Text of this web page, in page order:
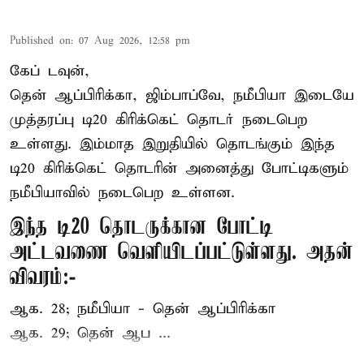
Published on: 07 Aug 2026, 12:58 pm
கேப் டவுன்,
தென் ஆப்பிரிக்கா, ஜிம்பாப்வே, நமீபியா இடையே
முத்தரப்பு டி20 கிரிக்கெட் தொடர் நடைபெற
உள்ளது. இம்மாத இறுதியில் தொடங்கும் இந்த
டி20 கிரிக்கெட் தொடரின் அனைத்து போட்டிகளும்
நமீபியாவில் நடைபெற உள்ளன.
இந்த டி20 தொடருக்கான போட்டி
அட்டவணை வெளியிடப்பட்டுள்ளது. அதன்
விவரம்:-
ஆக. 28; நமீபியா - தென் ஆப்பிரிக்கா
ஆக. 29; தென் ஆப ...